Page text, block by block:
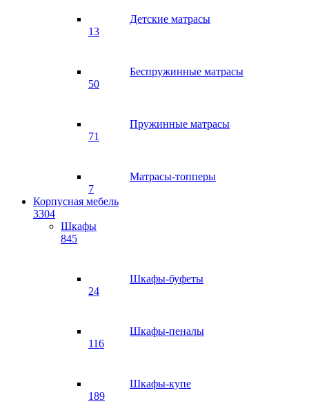
Детские матрасы
13
Беспружинные матрасы
50
Пружинные матрасы
71
Матрасы-топперы
7
Корпусная мебель
3304
Шкафы
845
Шкафы-буфеты
24
Шкафы-пеналы
116
Шкафы-купе
189